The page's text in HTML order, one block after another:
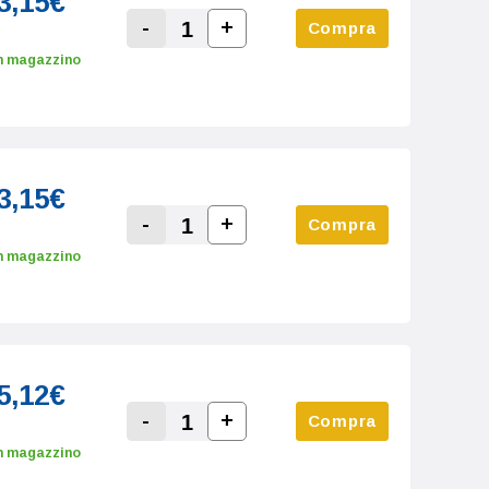
magazzino Decrease Quantity:
-
Increase Quantity:
+ Compra
magazzino Decrease Quantity:
-
Increase Quantity:
+ Compra
magazzino Decrease Quantity:
-
Increase Quantity:
+ Compra